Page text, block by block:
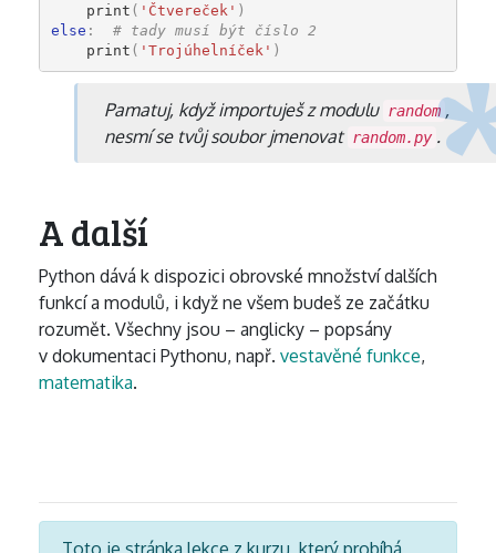
print ( 'Čtvereček' )
else :
# tady musí být číslo 2
print ( 'Trojúhelníček' )
Pamatuj, když importuješ z modulu random ,
nesmí se tvůj soubor jmenovat random.py .
A další
Python dává k dispozici obrovské množství dalších
funkcí a modulů, i když ne všem budeš ze začátku
rozumět. Všechny jsou – anglicky – popsány
v dokumentaci Pythonu, např. vestavěné funkce,
matematika.
Toto je stránka lekce z kurzu, který probíhá